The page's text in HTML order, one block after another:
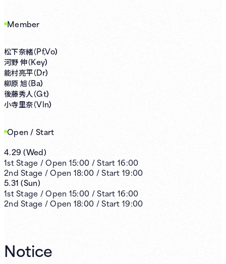
Member
松下奈緒（Pf,Vo）
河野 伸（Key）
能村亮平（Dr）
柳原 旭（Ba）
後藤秀人（Gt）
小寺里奈（Vln）
Open / Start
4.29 (Wed)
1stStage /Open 15:00 /Start 16:00
2nd Stage /Open 18:00 /Start 19:00
5.31 (Sun)
1stStage /Open 15:00 /Start 16:00
2nd Stage /Open 18:00 /Start 19:00
Notice